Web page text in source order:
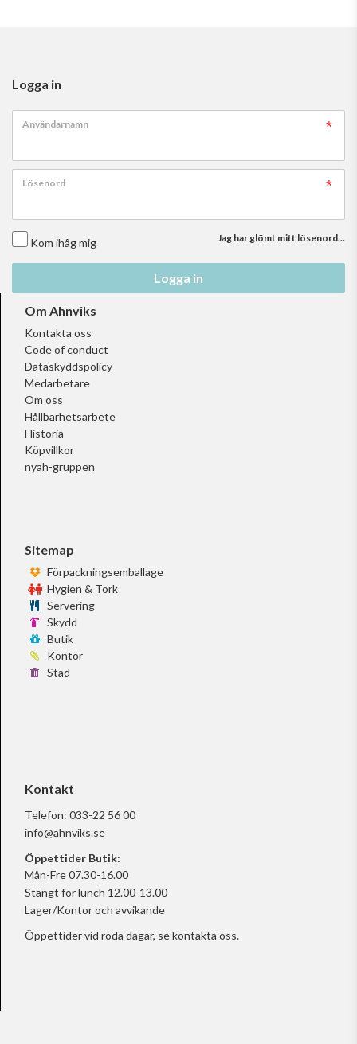
Logga in
Användarnamn
Lösenord
Kom ihåg mig Jag har glömt mitt lösenord...
Logga in
Om Ahnviks
Kontakta oss
Code of conduct
Dataskyddspolicy
Medarbetare
Om oss
Hållbarhetsarbete
Historia
Köpvillkor
nyah-gruppen
Sitemap
Förpackningsemballage
Hygien & Tork
Servering
Skydd
Butik
Kontor
Städ
Kontakt
Telefon: 033-22 56 00
info@ahnviks.se
Öppettider Butik:
Mån-Fre 07.30-16.00
Stängt för lunch 12.00-13.00
Lager/Kontor och avvikande
Öppettider vid röda dagar, sekontakta oss.